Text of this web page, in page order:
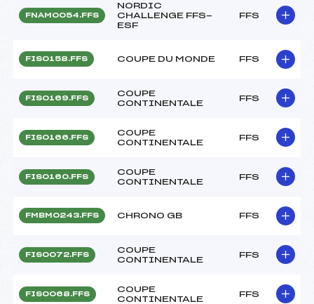
FNAM0054.FFS
NORDIC
CHALLENGE FFS-
ESF
FFS
FIS0158.FFS COUPE DU MONDE FFS
FIS0169.FFS
COUPE
CONTINENTALE
FFS
FIS0166.FFS
COUPE
CONTINENTALE
FFS
FIS0160.FFS
COUPE
CONTINENTALE
FFS
FMBM0243.FFS CHRONO GB FFS
FIS0072.FFS
COUPE
CONTINENTALE
FFS
FIS0068.FFS
COUPE
CONTINENTALE
FFS